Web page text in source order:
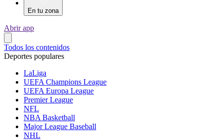
En tu zona
Abrir app
Todos los contenidos
Deportes populares
LaLiga
UEFA Champions League
UEFA Europa League
Premier League
NFL
NBA Basketball
Major League Baseball
NHL